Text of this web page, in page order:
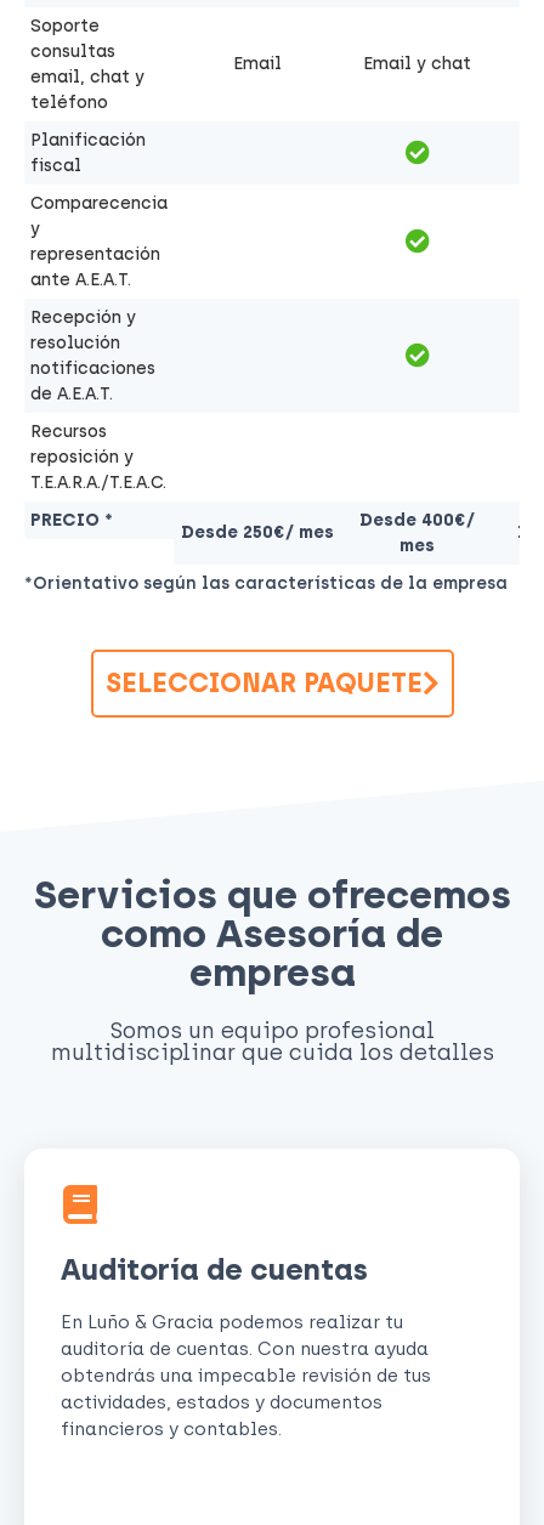
PRECIO *
Desde 250€/ mes
Desde 400€/
mes
Soporte
consultas
email, chat y
teléfono
Email Email y chat
Planificación
fiscal
Comparecencia
y
representación
ante A.E.A.T.
Recepción y
resolución
notificaciones
de A.E.A.T.
Recursos
reposición y
T.E.A.R.A./T.E.A.C.
*Orientativo según las características de la empresa
SELECCIONAR PAQUETE
Servicios que ofrecemos
como Asesoría de
empresa
Somos un equipo profesional
multidisciplinar que cuida los detalles
Auditoría de cuentas
En Luño & Gracia podemos realizar tu
auditoría de cuentas. Con nuestra ayuda
obtendrás una impecable revisión de tus
actividades, estados y documentos
financieros y contables.